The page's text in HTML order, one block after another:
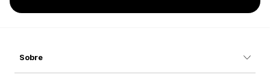
Sobre